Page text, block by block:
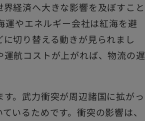
経済へ大きな影響を及ぼすこと
運やエネルギー会社は紅海を避
切り替える動きが見られまし
航コストが上がれば、物流の遅
。武力衝突が周辺諸国に拡がっ
いるためです。衝突の影響は、